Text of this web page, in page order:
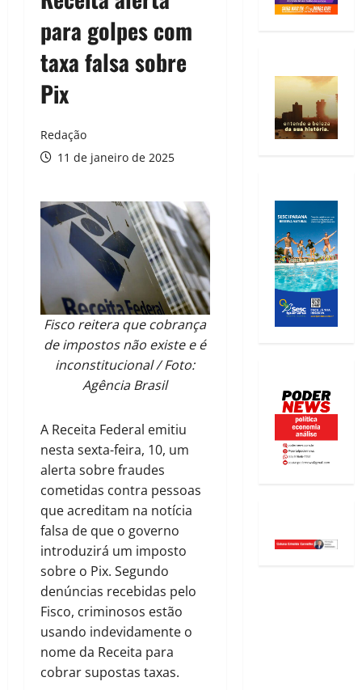
para golpes com
taxa falsa sobre
Pix
Redação
11 de janeiro de 2025
Fisco reitera que cobrança
de impostos não existe e é
inconstitucional / Foto:
Agência Brasil
A Receita Federal emitiu
nesta sexta-feira, 10, um
alerta sobre fraudes
cometidas contra pessoas
que acreditam na notícia
falsa de que o governo
introduzirá um imposto
sobre o Pix. Segundo
denúncias recebidas pelo
Fisco, criminosos estão
usando indevidamente o
nome da Receita para
cobrar supostas taxas.